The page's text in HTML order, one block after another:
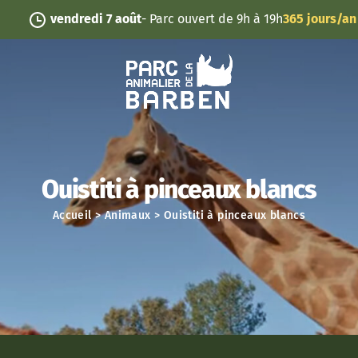
Panneau de gestion des cookies
vendredi 7 août - Parc ouvert de 9h à 19h365 jours/an
Ouistiti à pinceaux blancs
Accueil>Animaux > Ouistiti à pinceaux blancs